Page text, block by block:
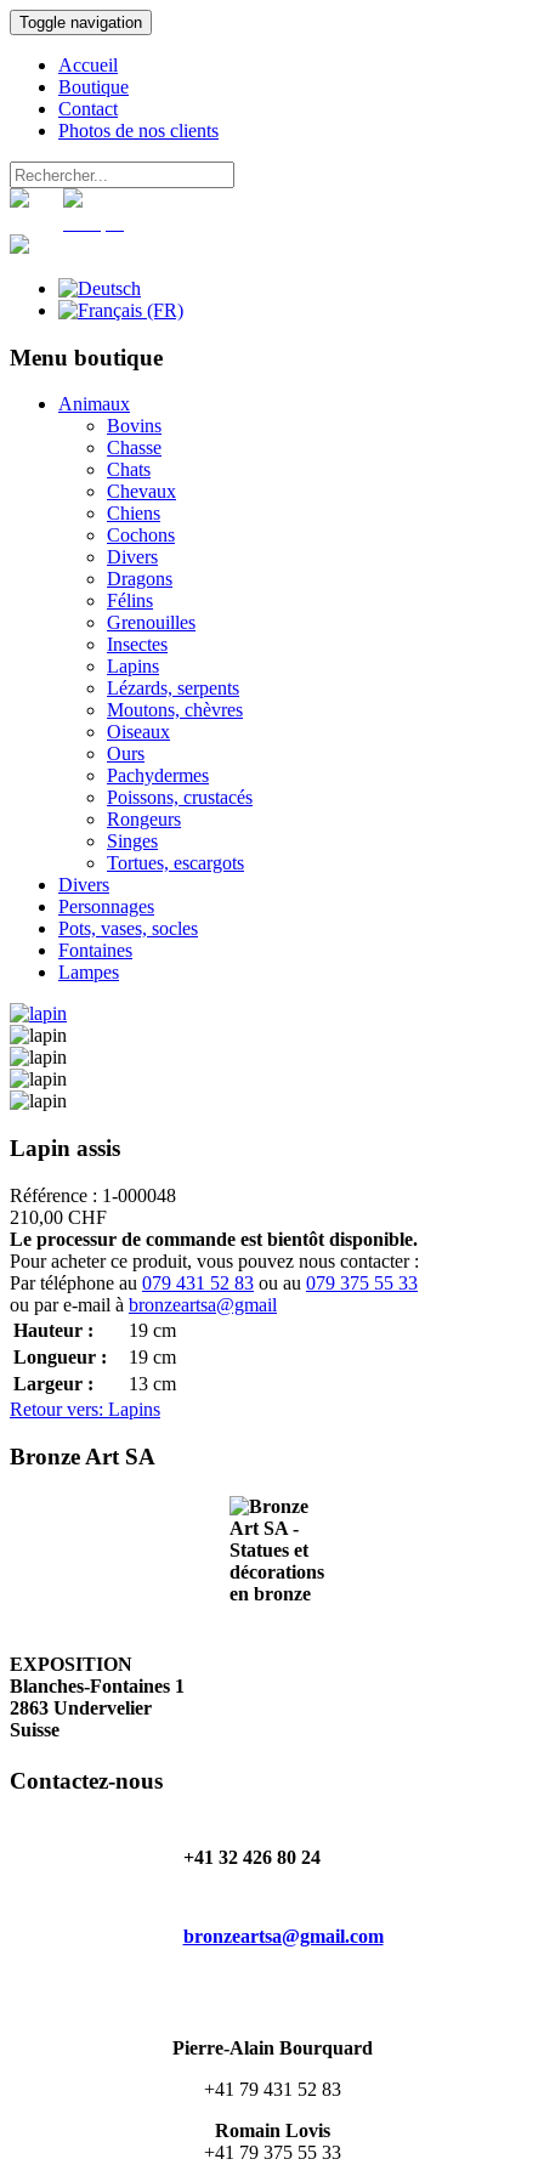
Toggle navigation
Accueil
Boutique
Contact
Photos de nos clients
Menu boutique
Animaux
Bovins
Chasse
Chats
Chevaux
Chiens
Cochons
Divers
Dragons
Félins
Grenouilles
Insectes
Lapins
Lézards, serpents
Moutons, chèvres
Oiseaux
Ours
Pachydermes
Poissons, crustacés
Rongeurs
Singes
Tortues, escargots
Divers
Personnages
Pots, vases, socles
Fontaines
Lampes
Lapin assis
Référence : 1-000048
210,00 CHF
Le processur de commande est bientôt disponible.
Pour acheter ce produit, vous pouvez nous contacter :
Par téléphone au 079 431 52 83 ou au 079 375 55 33
ou par e-mail à bronzeartsa@gmail
Hauteur :
19 cm
Longueur :
19 cm
Largeur :
13 cm
Retour vers: Lapins
Bronze Art SA
EXPOSITION
Blanches-Fontaines 1
2863 Undervelier
Suisse
Contactez-nous
+41 32 426 80 24
bronzeartsa@gmail.com
Pierre-Alain Bourquard
+41 79 431 52 83
Romain Lovis
+41 79 375 55 33